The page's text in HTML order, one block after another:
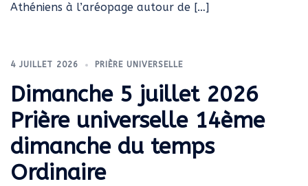
Athéniens à l’aréopage autour de […]
4 JUILLET 2026 PRIÈRE UNIVERSELLE
Dimanche 5 juillet 2026
Prière universelle 14ème
dimanche du temps
Ordinaire